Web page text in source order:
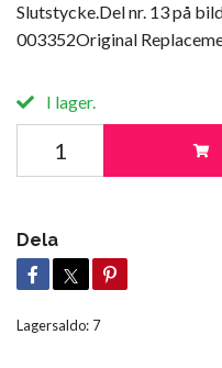
Slutstycke.Del nr. 13 på
003352Original
I lager.
Dela
Lagersaldo: 7